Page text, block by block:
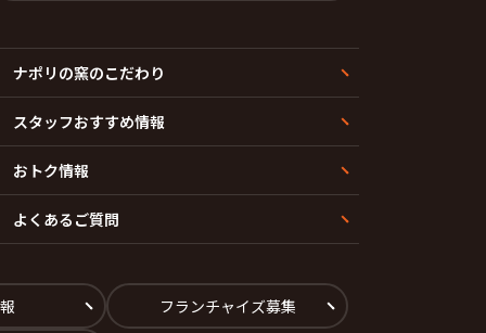
ナポリの窯のこだわり
スタッフおすすめ情報
おトク情報
よくあるご質問
フランチャイズ募集